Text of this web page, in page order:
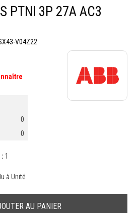
PTNI 3P 27A AC3
V04Z22
0
0
1
à Unité